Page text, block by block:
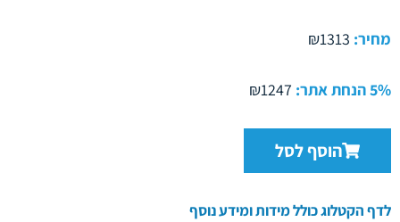
מחיר: ₪1313
5% הנחת אתר: ₪1247
הוסף לסל
לדף הקטלוג כולל מידות ומידע נוסף